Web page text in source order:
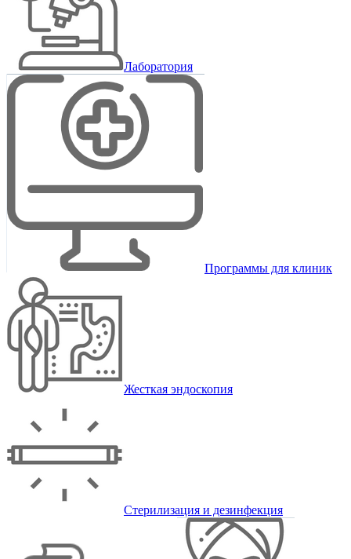
Лаборатория
Программы для клиник
Жесткая эндоскопия
Стерилизация и дезинфекция